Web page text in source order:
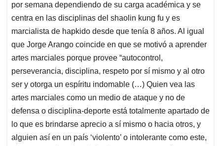
por semana dependiendo de su carga académica y se
centra en las disciplinas del shaolin kung fu y es
marcialista de hapkido desde que tenía 8 años. Al igual
que Jorge Arango coincide en que se motivó a aprender
artes marciales porque provee “autocontrol,
perseverancia, disciplina, respeto por sí mismo y al otro
ser y otorga un espíritu indomable (…) Quien vea las
artes marciales como un medio de ataque y no de
defensa o disciplina-deporte está totalmente apartado de
lo que es brindarse aprecio a sí mismo o hacia otros, y
alguien así en un país ‘violento’ o intolerante como este,